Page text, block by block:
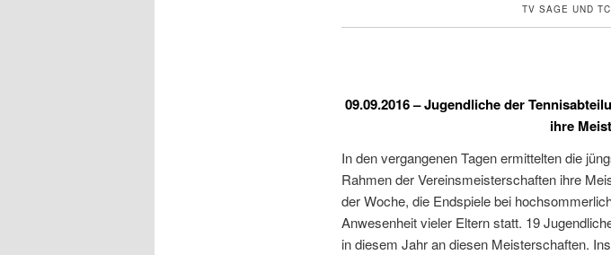
TV SAGE UND TC
09.09.2016 – Jugendliche der
ihre
In den vergangenen Tagen ermittelten die
Rahmen der Vereinsmeisterschaften ihre
der Woche, die Endspiele bei
Anwesenheit vieler Eltern statt. 19
in diesem Jahr an diesen Meisterschaften.